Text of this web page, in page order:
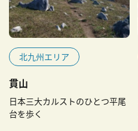
北九州エリア
貫山
日本三大カルストのひとつ平尾
台を歩く